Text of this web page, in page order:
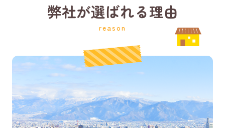
弊社が選ばれる理由
reason